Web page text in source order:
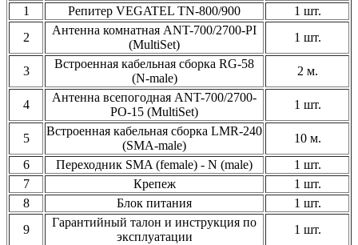
1
Репитер VEGATEL TN-800/900
1 шт.
2
Антенна комнатная ANT-700/2700-PI
(MultiSet)
1 шт.
3
Встроенная кабельная сборка RG-58
(N-male)
2 м.
4
Антенна всепогодная ANT-700/2700-
PO-15 (MultiSet)
1 шт.
5
Встроенная кабельная сборка LMR-240
(SMA-male)
10 м.
6
Переходник SMA (female) - N (male)
1 шт.
7
Крепеж
1 шт.
8
Блок питания
1 шт.
9
Гарантийный талон и инструкция по
эксплуатации
1 шт.